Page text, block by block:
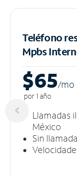
Teléfono
Mpbs
$65/mo
por 1 año
Llamadas
México
Sin